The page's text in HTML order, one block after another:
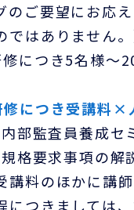
のご要望にお応
ではありません。
につき5名様～
につき受講料×
部監査員養成セ
格要求事項の解
講料のほかに講
につきましては